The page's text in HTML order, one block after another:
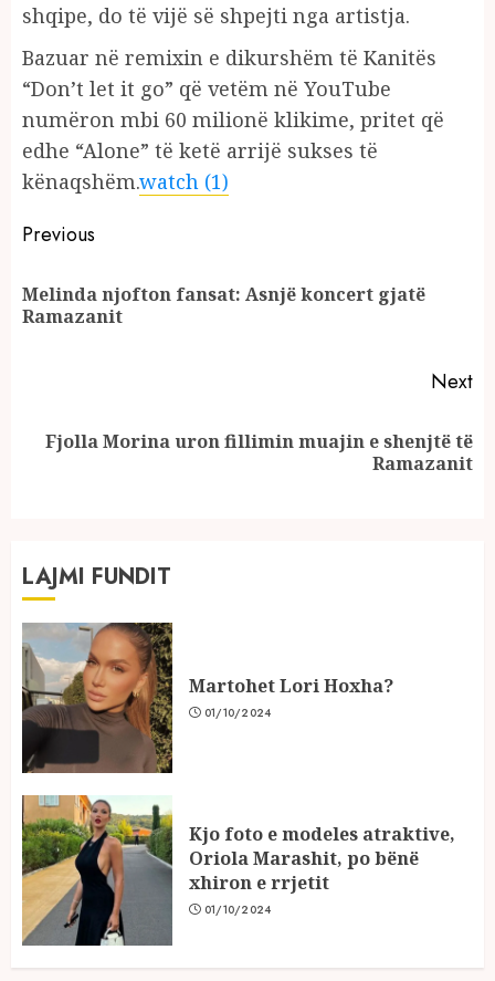
shqipe, do të vijë së shpejti nga artistja.
Bazuar në remixin e dikurshëm të Kanitës
“Don’t let it go” që vetëm në YouTube
numëron mbi 60 milionë klikime, pritet që
edhe “Alone” të ketë arrijë sukses të
kënaqshëm.watch (1)
Continue
Reading
Previous
Melinda njofton fansat: Asnjë koncert gjatë
Ramazanit
Next
Next
Fjolla Morina uron fillimin muajin e shenjtë të
Ramazanit
LAJMI FUNDIT
Martohet Lori Hoxha?
01/10/2024
Kjo foto e modeles atraktive,
Oriola Marashit, po bënë
xhiron e rrjetit
01/10/2024